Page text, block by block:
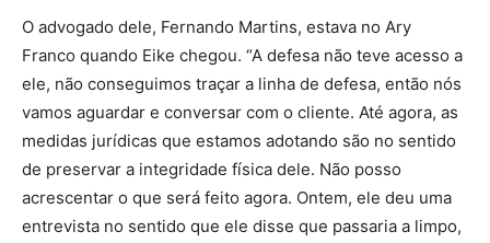
O advogado dele, Fernando Martins, estava no Ary
Franco quando Eike chegou. “A defesa não teve acesso a
ele, não conseguimos traçar a linha de defesa, então nós
vamos aguardar e conversar com o cliente. Até agora, as
medidas jurídicas que estamos adotando são no sentido
de preservar a integridade física dele. Não posso
acrescentar o que será feito agora. Ontem, ele deu uma
entrevista no sentido que ele disse que passaria a limpo,